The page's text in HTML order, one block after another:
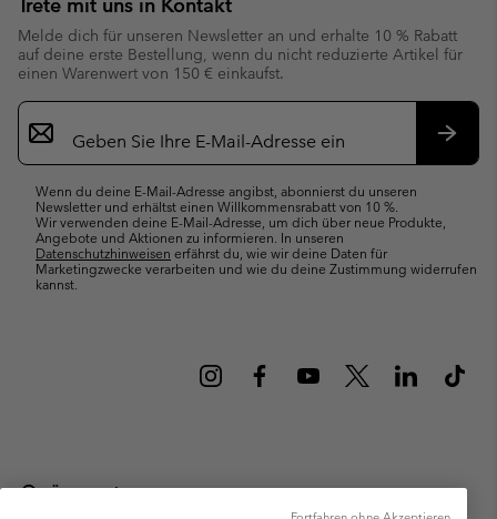
Trete mit uns in Kontakt
Melde dich für unseren Newsletter an und erhalte 10 % Rabatt
auf deine erste Bestellung, wenn du nicht reduzierte Artikel für
einen Warenwert von 150 € einkaufst.
Newsletter-
Anmeldung
Wenn du deine E-Mail-Adresse angibst, abonnierst du unseren
Newsletter und erhältst einen Willkommensrabatt von 10 %.
Wir verwenden deine E-Mail-Adresse, um dich über neue Produkte,
Angebote und Aktionen zu informieren. In unseren
Datenschutzhinweisen erfährst du, wie wir deine Daten für
Marketingzwecke verarbeiten und wie du deine Zustimmung widerrufen
kannst.
Österreich